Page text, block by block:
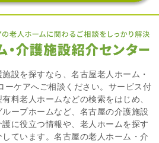
設を探すなら、名古屋老人ホーム・
ーケアへご相談ください。サービス付
料老人ホームなどの検索をはじめ、
ープホームなど、名古屋の介護施設
に役立つ情報や、老人ホームを探す
ています。名古屋の老人ホーム・介